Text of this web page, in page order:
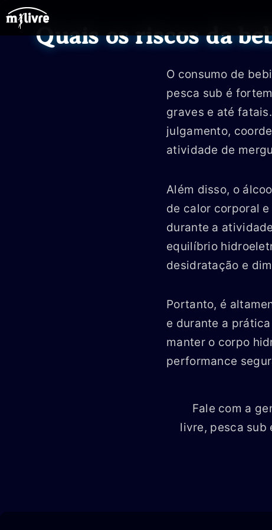
para
o
Quais os riscos da
O consumo de
pesca sub é
graves e até
julgamento,
atividade de
Além disso, o
de calor corporal
durante a
equilíbrio
desidratação e
Portanto, é
e durante a
manter o corpo
performance
Fale com a
livre, pesca sub